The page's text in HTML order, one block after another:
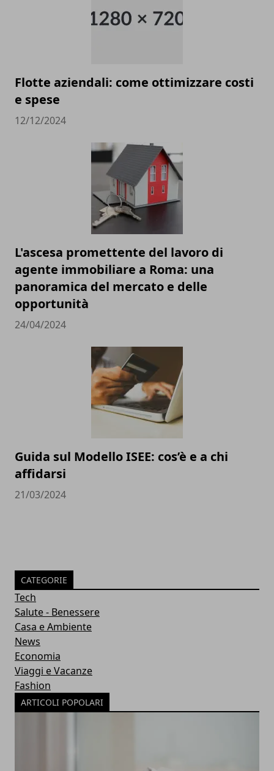
Flotte aziendali: come ottimizzare costi
e spese
12/12/2024
L'ascesa promettente del lavoro di
agente immobiliare a Roma: una
panoramica del mercato e delle
opportunità
24/04/2024
Guida sul Modello ISEE: cos’è e a chi
affidarsi
21/03/2024
CATEGORIE
Tech
Salute - Benessere
Casa e Ambiente
News
Economia
Viaggi e Vacanze
Fashion
ARTICOLI POPOLARI